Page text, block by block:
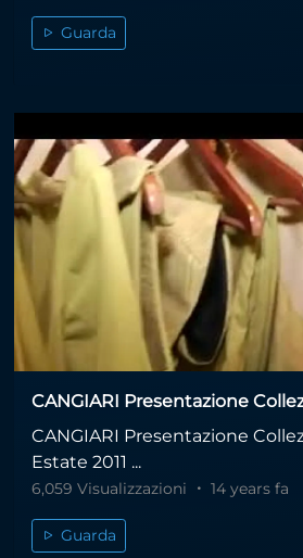
Guarda
CANGIARI Presentazione
CANGIARI Presentazione
Estate 2011 ...
6,059 Visualizzazioni 14 years fa
Guarda